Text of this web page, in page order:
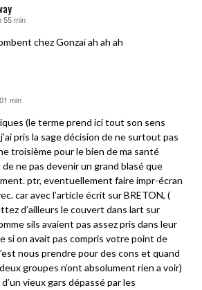
55 min
chez Gonzaï ah ah ah
min
(le terme prend ici tout son sens
pris la sage décision de ne surtout pas
troisième pour le bien de ma santé
ne pas devenir un grand blasé que
ptr, eventuellement faire impr-écran
car avec l’article écrit sur BRETON, (
d’ailleurs le couvert dans lart sur
sils avaient pas assez pris dans leur
si on avait pas compris votre point de
nous prendre pour des cons et quand
groupes n’ont absolument rien a voir)
vieux gars dépassé par les